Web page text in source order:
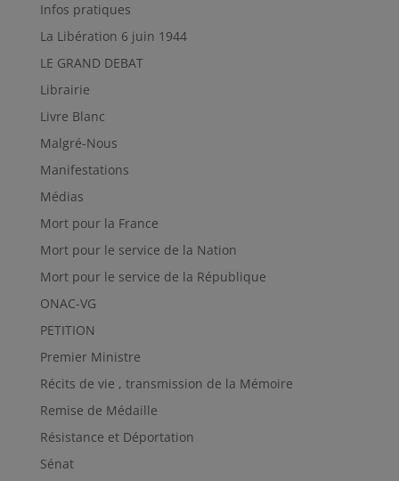
Infos pratiques
La Libération 6 juin 1944
LE GRAND DEBAT
Librairie
Livre Blanc
Malgré-Nous
Manifestations
Médias
Mort pour la France
Mort pour le service de la Nation
Mort pour le service de la République
ONAC-VG
PETITION
Premier Ministre
Récits de vie , transmission de la Mémoire
Remise de Médaille
Résistance et Déportation
Sénat